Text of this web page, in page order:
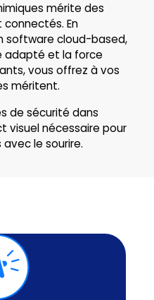
mérite des
En
software cloud-based,
adapté et la force
vous offrez à vos
méritent.
de sécurité dans
visuel nécessaire pour
le sourire.